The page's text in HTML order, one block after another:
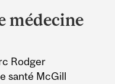
médecine
Rodger
santé McGill